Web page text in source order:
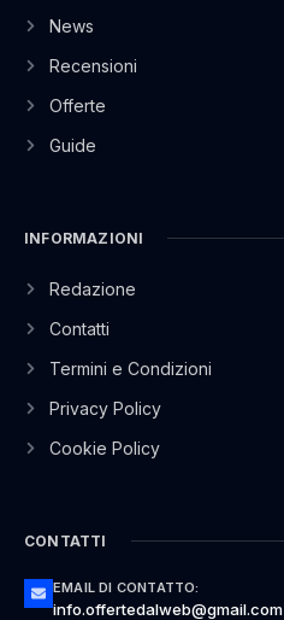
News
Recensioni
Offerte
Guide
INFORMAZIONI
Redazione
Contatti
Termini e Condizioni
Privacy Policy
Cookie Policy
CONTATTI
EMAIL DI CONTATTO:
info.offertedalweb@gmail.com